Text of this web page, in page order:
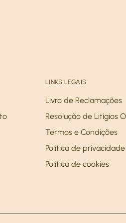
LINKS LEGAIS
Livro de Reclamações
Resolução de Litígios
Termos e Condições
Política de privacidade
Política de cookies